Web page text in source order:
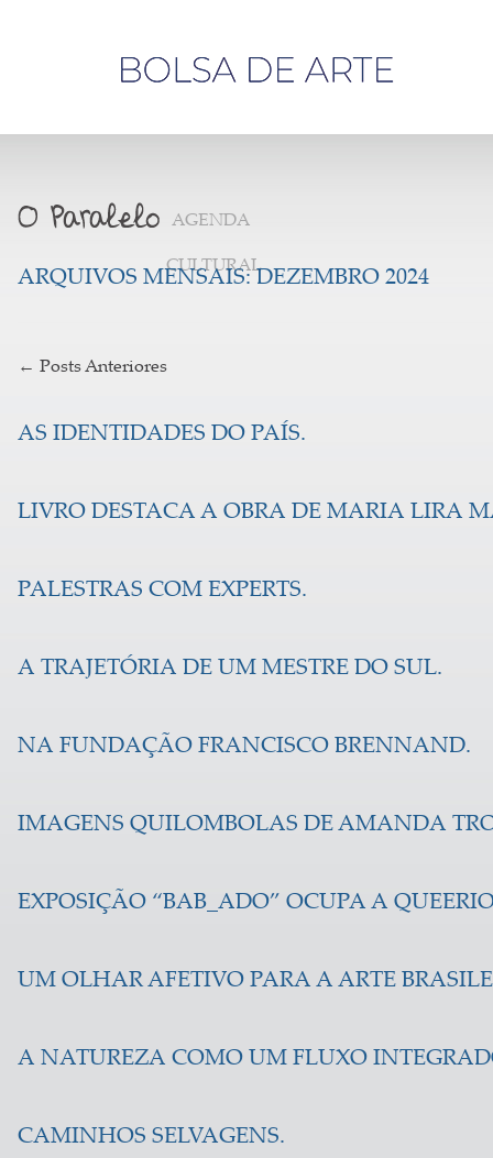
AGENDA
CULTURAL
ARQUIVOS MENSAIS: DEZEMBRO 2024
← Posts Anteriores
AS IDENTIDADES DO PAÍS.
LIVRO DESTACA A OBRA DE MARIA LIRA
PALESTRAS COM EXPERTS.
A TRAJETÓRIA DE UM MESTRE DO SUL.
NA FUNDAÇÃO FRANCISCO BRENNAND.
IMAGENS QUILOMBOLAS DE AMANDA
EXPOSIÇÃO “BAB_ADO” OCUPA A
UM OLHAR AFETIVO PARA A ARTE
A NATUREZA COMO UM FLUXO
CAMINHOS SELVAGENS.